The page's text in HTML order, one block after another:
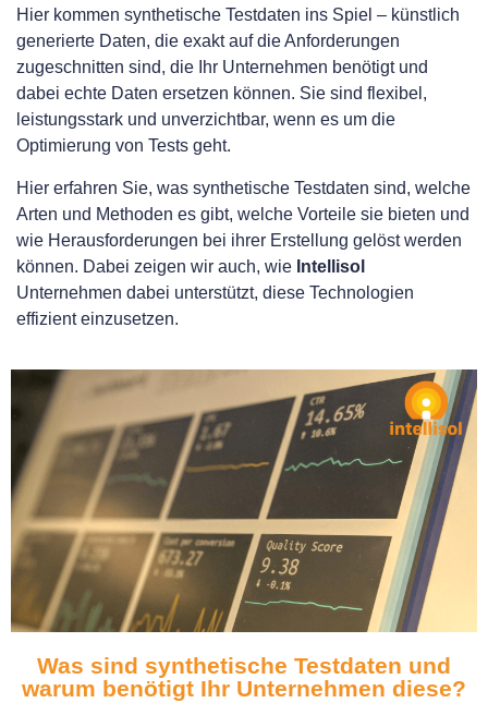
Hier kommen synthetische Testdaten ins Spiel – künstlich
generierte Daten, die exakt auf die Anforderungen
zugeschnitten sind, die Ihr Unternehmen benötigt und
dabei echte Daten ersetzen können. Sie sind flexibel,
leistungsstark und unverzichtbar, wenn es um die
Optimierung von Tests geht.
Hier erfahren Sie, was synthetische Testdaten sind, welche
Arten und Methoden es gibt, welche Vorteile sie bieten und
wie Herausforderungen bei ihrer Erstellung gelöst werden
können. Dabei zeigen wir auch, wie Intellisol
Unternehmen dabei unterstützt, diese Technologien
effizient einzusetzen.
Was sind synthetische Testdaten und
warum benötigt Ihr Unternehmen diese?